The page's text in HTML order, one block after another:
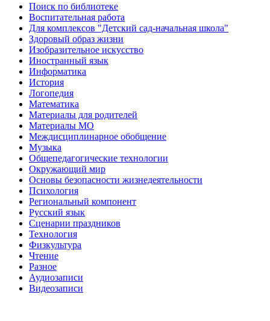
Поиск по библиотеке
Воспитательная работа
Для комплексов "Детский сад-начальная школа"
Здоровый образ жизни
Изобразительное искусство
Иностранный язык
Информатика
История
Логопедия
Математика
Материалы для родителей
Материалы МО
Междисциплинарное обобщение
Музыка
Общепедагогические технологии
Окружающий мир
Основы безопасности жизнедеятельности
Психология
Региональный компонент
Русский язык
Сценарии праздников
Технология
Физкультура
Чтение
Разное
Аудиозаписи
Видеозаписи